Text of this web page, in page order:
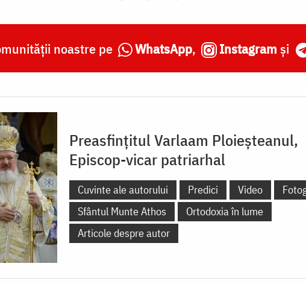
noastre pe WhatsApp, Instagram și
Preasfințitul Varlaam Ploieșteanul,
Episcop-vicar patriarhal
Cuvinte ale autorului Predici Video
Sfântul Munte Athos
Ortodoxia în lume
Articole despre autor